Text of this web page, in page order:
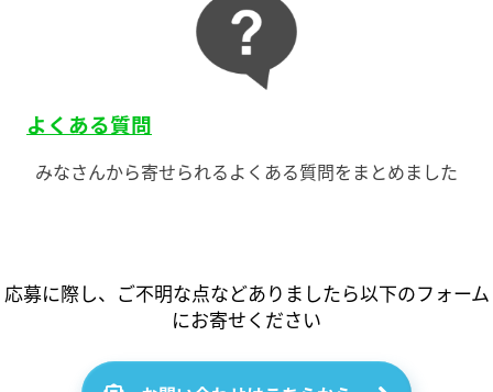
よくある質問
みなさんから寄せられるよくある質問をまとめました
応募に際し、ご不明な点などありましたら以下のフォーム
にお寄せください